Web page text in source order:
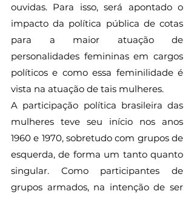
ouvidas. Para isso, será apontado o
impacto da política pública de cotas
para a maior atuação de
personalidades femininas em cargos
políticos e como essa feminilidade é
vista na atuação de tais mulheres.
A participação política brasileira das
mulheres teve seu início nos anos
1960 e 1970, sobretudo com grupos de
esquerda, de forma um tanto quanto
singular. Como participantes de
grupos armados, na intenção de ser